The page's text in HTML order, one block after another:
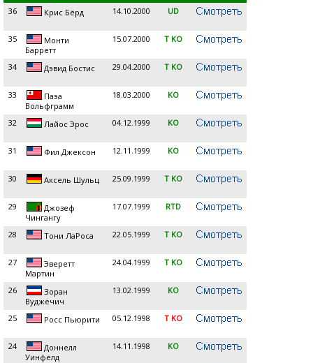
36 Крис Бёрд 14.10.2000 UD
35
Монти
Барретт
15.07.2000 T KO
34 Дэвид Бостис 29.04.2000 T KO
33
Паэа
Вольфграмм
18.03.2000 KO
32 Лайос Эрос 04.12.1999 KO
31 Фил Джексон 12.11.1999 KO
30 Аксель Шульц 25.09.1999 T KO
29
Джозеф
Чингангу
17.07.1999 RTD
28 Тони ЛаРоса 22.05.1999 T KO
27
Эверетт
Мартин
24.04.1999 T KO
26
Зоран
Вуджечич
13.02.1999 KO
25 Росс Пьюрити 05.12.1998 T KO
24
Доннелл
Уинфелд
14.11.1998 KO